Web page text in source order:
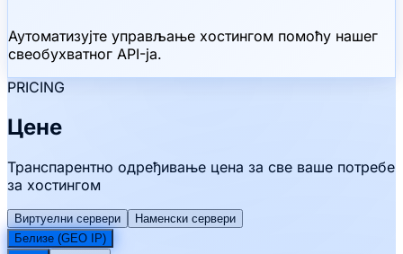
Аутоматизујте управљање хостингом помоћу нашег
свеобухватног API-ја.
PRICING
Цене
Транспарентно одређивање цена за све ваше потребе
за хостингом
Виртуелни сервери
Наменски сервери
Белизе (GEO IP)